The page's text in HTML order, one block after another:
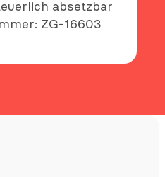
absetzbar
ZG-16603